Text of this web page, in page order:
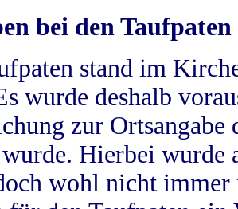
bei den Taufpaten
stand im
wurde deshalb
zur
wurde. Hierbei wurde
wohl nicht